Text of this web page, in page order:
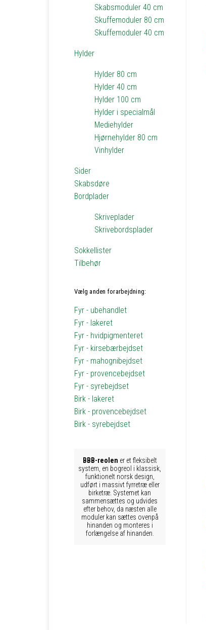
Skabsmoduler 40 cm
Skuffemoduler 80 cm
Skuffemoduler 40 cm
Hylder
Hylder 80 cm
Hylder 40 cm
Hylder 100 cm
Hylder i specialmål
Mediehylder
Hjørnehylder 80 cm
Vinhylder
Sider
Skabsdøre
Bordplader
Skriveplader
Skrivebordsplader
Sokkellister
Tilbehør
Vælg anden forarbejdning:
Fyr - ubehandlet
Fyr - lakeret
Fyr - hvidpigmenteret
Fyr - kirsebærbejdset
Fyr - mahognibejdset
Fyr - provencebejdset
Fyr - syrebejdset
Birk - lakeret
Birk - provencebejdset
Birk - syrebejdset
BBB-reolen er et fleksibelt
system, en bogreol i klassisk,
funktionelt norsk design,
udført i massivt fyrretræ eller
birketræ. Systemet kan
sammensættes og udvides
efter behov, da næsten alle
moduler kan sættes ovenpå
hinanden og monteres i
forlængelse af hinanden.